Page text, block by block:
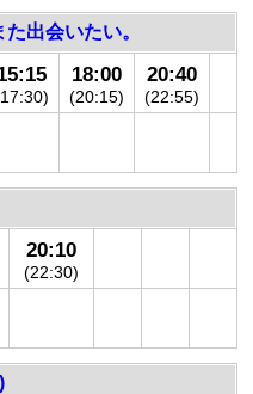
出会いたい。
18:00
(20:15)
20:40
(22:55)
20:10
(22:30)